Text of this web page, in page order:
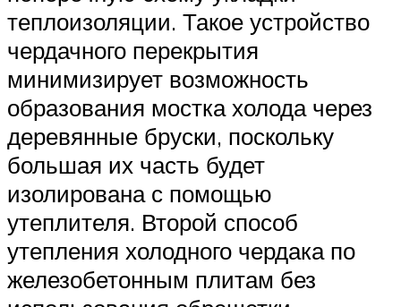
теплоизоляции. Такое устройство
чердачного перекрытия
минимизирует возможность
образования мостка холода через
деревянные бруски, поскольку
большая их часть будет
изолирована с помощью
утеплителя. Второй способ
утепления холодного чердака по
железобетонным плитам без